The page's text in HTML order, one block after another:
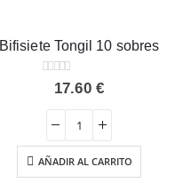
Bifisiete Tongil 10 sobres
out of 5
17.60 €
AÑADIR AL CARRITO